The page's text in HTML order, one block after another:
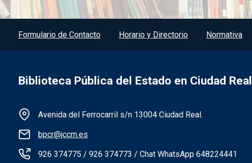
Menú del pie
Formulario de Contacto Horario y Directorio Normativa
Biblioteca Pública del Estado en Ciudad Real
Información de la institución
Avenida del Ferrocarril s/n 13004 Ciudad Real.
bpcr@jccm.es
926 374775 / 926 374773 / Chat WhatsApp 648224441